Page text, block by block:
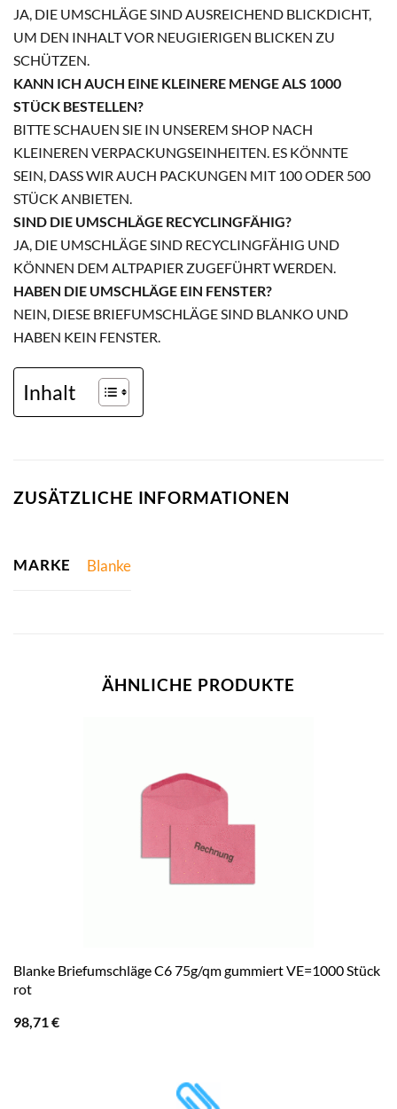
JA, DIE UMSCHLÄGE SIND AUSREICHEND BLICKDICHT,
UM DEN INHALT VOR NEUGIERIGEN BLICKEN ZU
SCHÜTZEN.
KANN ICH AUCH EINE KLEINERE MENGE ALS 1000
STÜCK BESTELLEN?
BITTE SCHAUEN SIE IN UNSEREM SHOP NACH
KLEINEREN VERPACKUNGSEINHEITEN. ES KÖNNTE
SEIN, DASS WIR AUCH PACKUNGEN MIT 100 ODER 500
STÜCK ANBIETEN.
SIND DIE UMSCHLÄGE RECYCLINGFÄHIG?
JA, DIE UMSCHLÄGE SIND RECYCLINGFÄHIG UND
KÖNNEN DEM ALTPAPIER ZUGEFÜHRT WERDEN.
HABEN DIE UMSCHLÄGE EIN FENSTER?
NEIN, DIESE BRIEFUMSCHLÄGE SIND BLANKO UND
HABEN KEIN FENSTER.
Inhalt
ZUSÄTZLICHE INFORMATIONEN
MARKE Blanke
ÄHNLICHE PRODUKTE
Blanke Briefumschläge C6 75g/qm gummiert VE=1000 Stück
rot
98,71€